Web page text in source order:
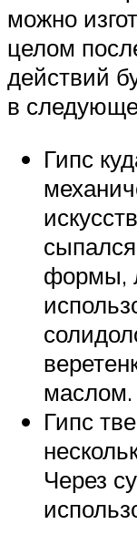
можно
целом
действий
в
Гипс
формы,
маслом.
Гипс
Через